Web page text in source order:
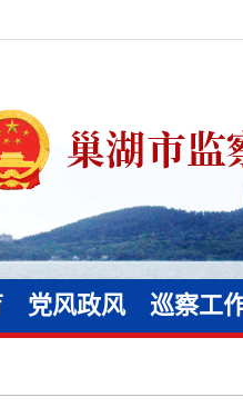
党风政风 巡察工